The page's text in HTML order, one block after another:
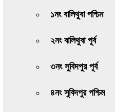
১নং বালিথুবা পশ্চিম
২নং বালিথুবা পূর্ব
৩নং সুবিদপুর পূর্ব
৪নং সুবিদপুর পশ্চিম